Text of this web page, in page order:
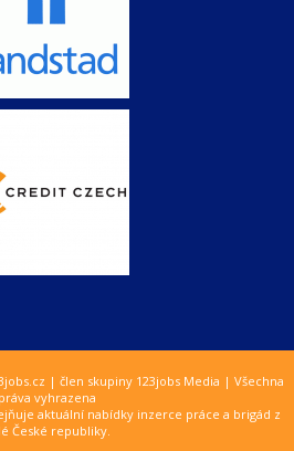
| člen skupiny 123jobs Media | Všechna
práva vyhrazena
aktuální nabídky inzerce práce a brigád z
České republiky.